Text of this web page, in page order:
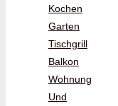
Kochen
Garten
Tischgrill
Balkon
Wohnung
Und